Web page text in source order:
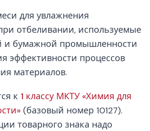
для увлажнения
отбеливании, используемые
и бумажной промышленности
эффективности процессов
материалов.
к 1 классу МКТУ «Химия для
(базовый номер 10127).
товарного знака надо